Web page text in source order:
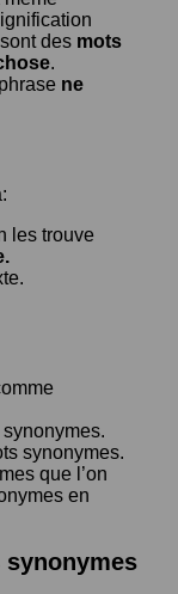
sont des mots
.
ne
les trouve
synonymes.
que l’on
en
synonymes